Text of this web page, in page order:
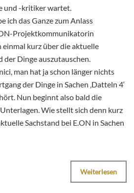
und -kritiker wartet.
ich das Ganze zum Anlass
Projektkommunikatorin
einmal kurz über die aktuelle
Dinge auszutauschen.
man hat ja schon länger nichts
der Dinge in Sachen ‚Datteln 4‘
Nun beginnt also bald die
Wie stellt sich denn kurz
Sachstand bei E.ON in Sachen
Weiterlesen